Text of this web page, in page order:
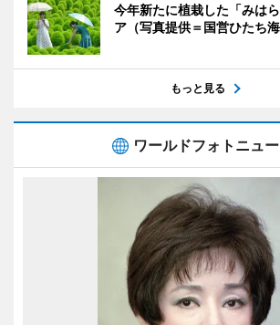
今年新たに植栽した「みは
ア（写真提供＝国営ひたち海
もっと見る
ワールドフォトニュ